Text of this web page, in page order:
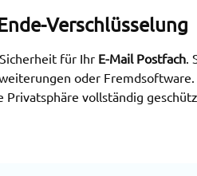
Verschlüsselung
für Ihr E-Mail Postfach.
oder
Privatsphäre vollständig